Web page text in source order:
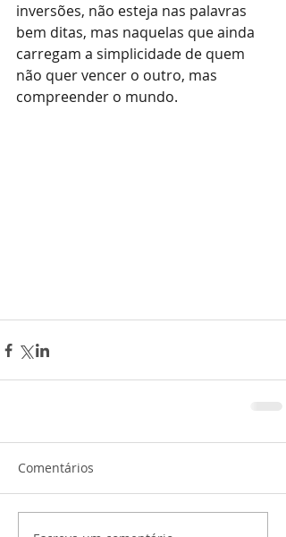
inversões, não esteja nas palavras
bem ditas, mas naquelas que ainda
carregam a simplicidade de quem
não quer vencer o outro, mas
compreender o mundo.
Comentários